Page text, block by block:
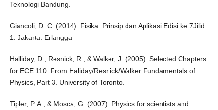
Teknologi Bandung.
Giancoli, D. C. (2014). Fisika: Prinsip dan Aplikasi Edisi ke 7Jilid
1. Jakarta: Erlangga.
Halliday, D., Resnick, R., & Walker, J. (2005). Selected Chapters
for ECE 110: From Haliday/Resnick/Walker Fundamentals of
Physics, Part 3. University of Toronto.
Tipler, P. A., & Mosca, G. (2007). Physics for scientists and